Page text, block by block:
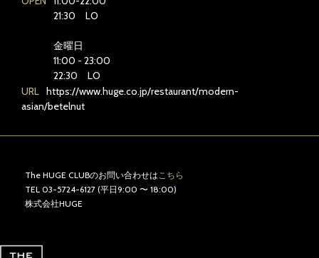
21:30 LO
金曜日
11:00 - 23:00
22:30 LO
URL
https://www.huge.co.jp/restaurant/modern-
asian/betelnut
The HUGE CLUBのお問い合わせはこちら
TEL 03-5724-6127 (平日9:00 〜 18:00)
株式会社HUGE